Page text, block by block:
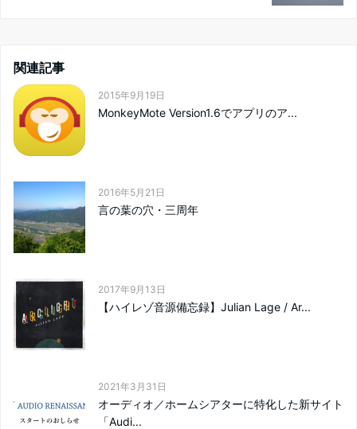
関連記事
2015年9月19日
MonkeyMote Version1.6でアプリのア...
2016年5月21日
言の葉の穴・三周年
2017年9月13日
【ハイレゾ音源備忘録】Julian Lage / Ar...
2021年3月31日
オーディオ／ホームシアターに特化した新サイト
「Audi...